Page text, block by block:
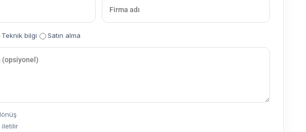
Teknik bilgi Satın alma
iletilir